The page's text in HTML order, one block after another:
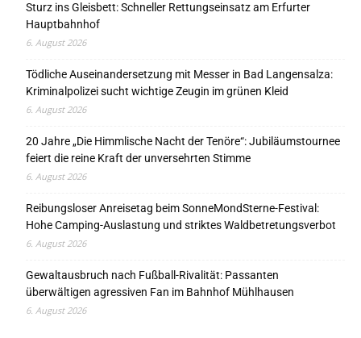
Sturz ins Gleisbett: Schneller Rettungseinsatz am Erfurter
Hauptbahnhof
6. August 2026
Tödliche Auseinandersetzung mit Messer in Bad Langensalza:
Kriminalpolizei sucht wichtige Zeugin im grünen Kleid
6. August 2026
20 Jahre „Die Himmlische Nacht der Tenöre“: Jubiläumstournee
feiert die reine Kraft der unversehrten Stimme
6. August 2026
Reibungsloser Anreisetag beim SonneMondSterne-Festival:
Hohe Camping-Auslastung und striktes Waldbetretungsverbot
6. August 2026
Gewaltausbruch nach Fußball-Rivalität: Passanten
überwältigen agressiven Fan im Bahnhof Mühlhausen
6. August 2026